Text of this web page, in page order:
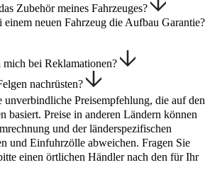
Zubehör meines Fahrzeuges?
neuen Fahrzeug die Aufbau Garantie?
bei Reklamationen?
nachrüsten?
unverbindliche Preisempfehlung, die auf den
basiert. Preise in anderen Ländern können
und der länderspezifischen
und Einfuhrzölle abweichen. Fragen Sie
einen örtlichen Händler nach den für Ihr